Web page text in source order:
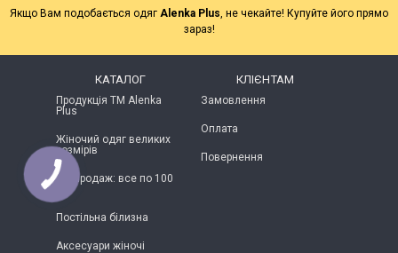
Якщо Вам подобається одяг Alenka Plus , не чекайте! Купуйте його прямо
зараз!
КАТАЛОГ
Продукція ТМ Alenka
Plus
Жіночий одяг великих
розмірів
Розпродаж: все по 100
Постільна білизна
Аксесуари жіночі
КЛІЄНТАМ
Замовлення
Оплата
Повернення